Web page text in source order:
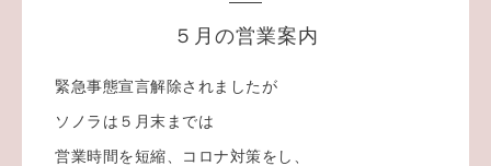
５月の営業案内
緊急事態宣言解除されましたが
ソノラは５月末までは
営業時間を短縮、コロナ対策をし、